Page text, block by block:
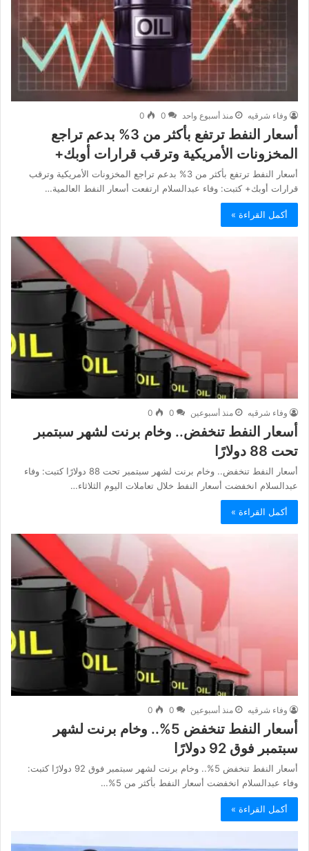
وفاء شرقيه منذ أسبوع واحد 0
0
أسعار النفط ترتفع بأكثر من 3% بدعم تراجع
المخزونات الأمريكية وترقب قرارات أوبك+
أسعار النفط ترتفع بأكثر من 3% بدعم تراجع المخزونات الأمريكية وترقب
قرارات أوبك+ كتبت: وفاء عبدالسلام ارتفعت أسعار النفط العالمية…
أكمل القراءة »
وفاء شرقيه منذ أسبوعين 0
0
أسعار النفط تنخفض.. وخام برنت لشهر سبتمبر
تحت 88 دولارًا
أسعار النفط تنخفض.. وخام برنت لشهر سبتمبر تحت 88 دولارًا كتبت: وفاء
عبدالسلام انخفضت أسعار النفط خلال تعاملات اليوم الثلاثاء…
أكمل القراءة »
وفاء شرقيه منذ أسبوعين 0
0
أسعار النفط تنخفض 5%.. وخام برنت لشهر
سبتمبر فوق 92 دولارًا
أسعار النفط تنخفض 5%.. وخام برنت لشهر سبتمبر فوق 92 دولارًا كتبت:
وفاء عبدالسلام انخفضت أسعار النفط بأكثر من 5%…
أكمل القراءة »